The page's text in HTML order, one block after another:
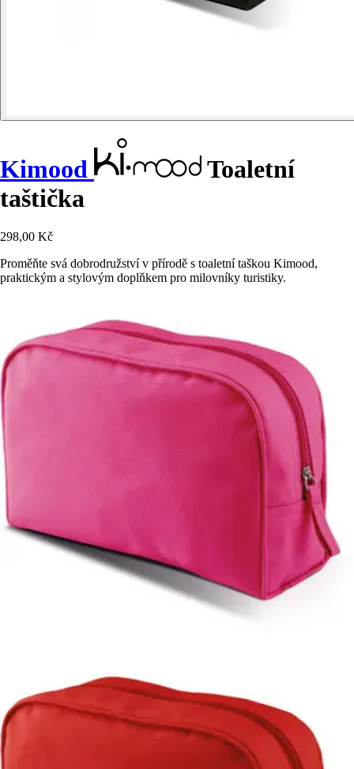
Kimood
Toaletní
taštička
298,00 Kč
Proměňte svá dobrodružství v přírodě s toaletní taškou Kimood,
praktickým a stylovým doplňkem pro milovníky turistiky.